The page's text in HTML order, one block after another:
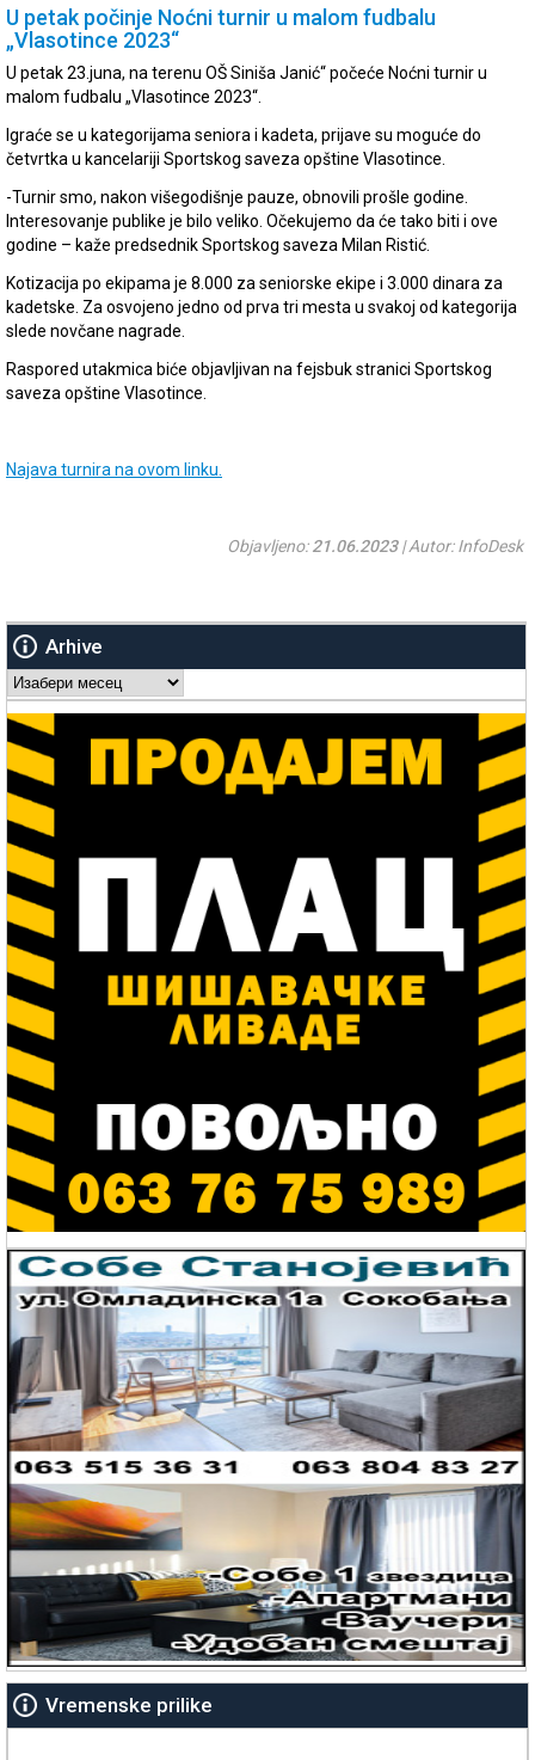
U petak počinje Noćni turnir u malom fudbalu
„Vlasotince 2023“
U petak 23.juna, na terenu OŠ Siniša Janić“ počeće Noćni turnir u
malom fudbalu „Vlasotince 2023“.
Igraće se u kategorijama seniora i kadeta, prijave su moguće do
četvrtka u kancelariji Sportskog saveza opštine Vlasotince.
-Turnir smo, nakon višegodišnje pauze, obnovili prošle godine.
Interesovanje publike je bilo veliko. Očekujemo da će tako biti i ove
godine – kaže predsednik Sportskog saveza Milan Ristić.
Kotizacija po ekipama je 8.000 za seniorske ekipe i 3.000 dinara za
kadetske. Za osvojeno jedno od prva tri mesta u svakoj od kategorija
slede novčane nagrade.
Raspored utakmica biće objavljivan na fejsbuk stranici Sportskog
saveza opštine Vlasotince.
Najava turnira na ovom linku.
Objavljeno:21.06.2023| Autor: InfoDesk
Arhive
Arhive
Vremenske prilike